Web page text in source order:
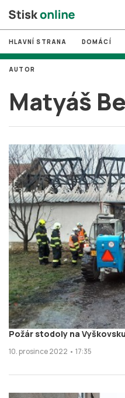
# MUNI
# Brno
# volby
login PŘIHLÁSIT SE
Zapomněli jste heslo?
Založit nový účet
HLAVNÍ STRANA DOMÁCÍ
Matyáš
AUTOR
Požár stodoly na
10. prosince 2022 • 17:35